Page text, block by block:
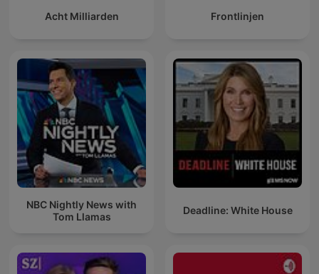
Acht Milliarden Frontlinjen
NBC Nightly News with
Tom Llamas
Deadline: White House